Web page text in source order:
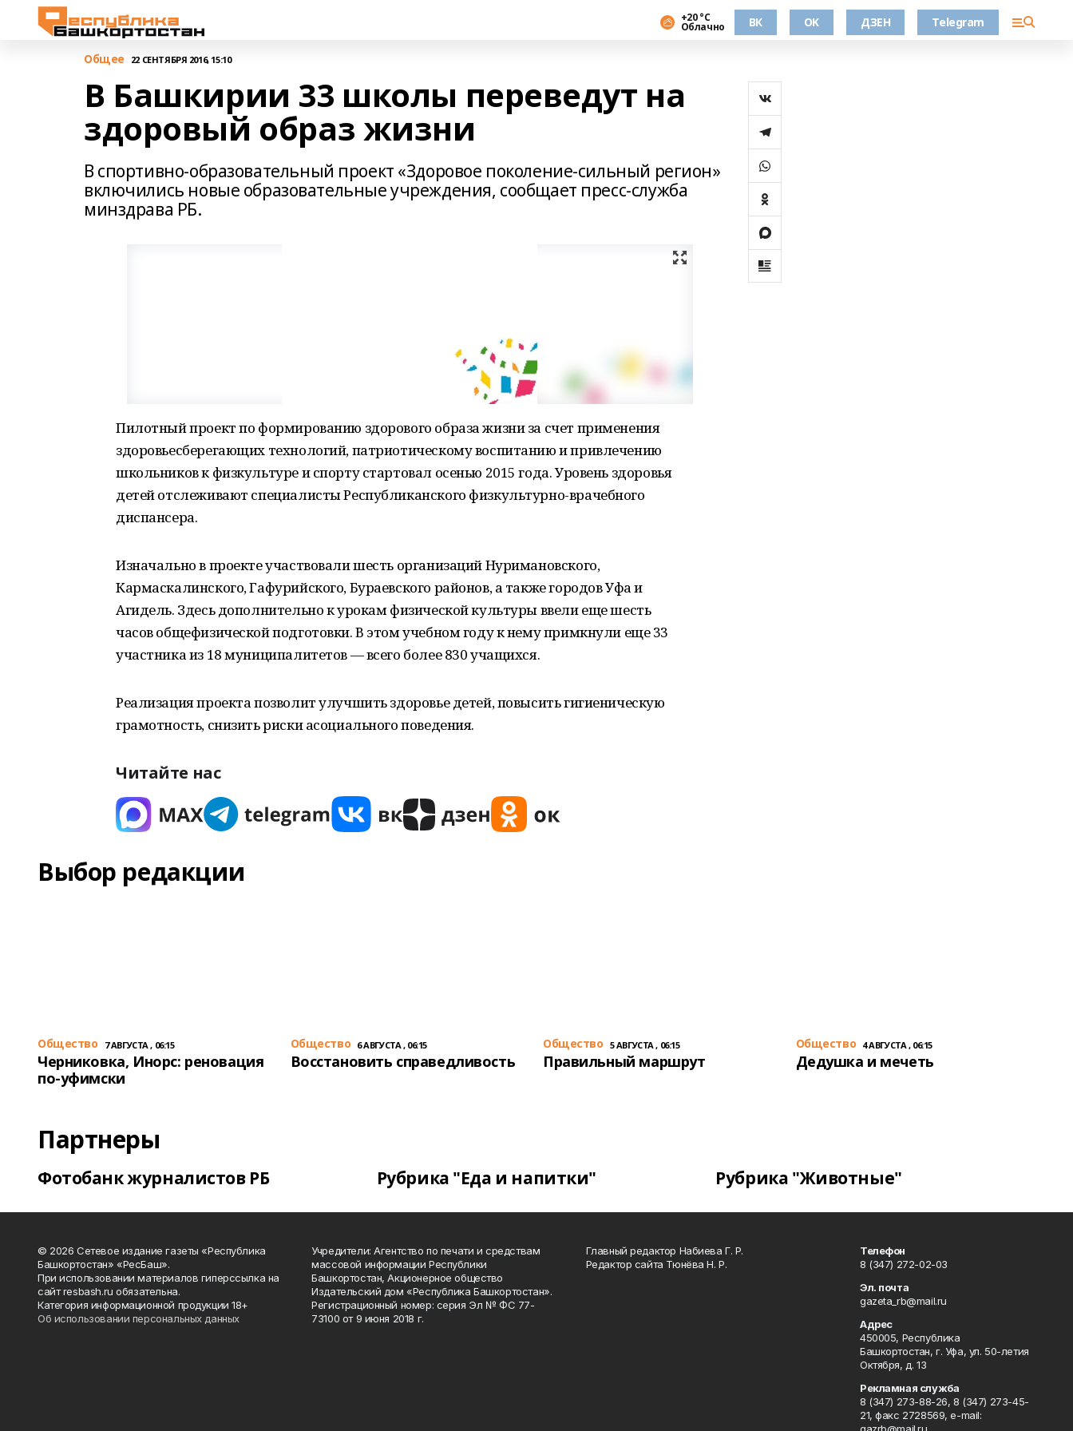
+20 °С
Облачно ВК OK ДЗЕН Telegram
Общее 22 СЕНТЯБРЯ 2016, 15:10
В Башкирии 33 школы переведут на
здоровый образ жизни
В спортивно-образовательный проект «Здоровое поколение-сильный регион»
включились новые образовательные учреждения, сообщает пресс-служба
минздрава РБ.
Пилотный проект по формированию здорового образа жизни за счет применения
здоровьесберегающих технологий, патриотическому воспитанию и привлечению
школьников к физкультуре и спорту стартовал осенью 2015 года. Уровень здоровья
детей отслеживают специалисты Республиканского физкультурно-врачебного
диспансера.
Изначально в проекте участвовали шесть организаций Нуримановского,
Кармаскалинского, Гафурийского, Бураевского районов, а также городов Уфа и
Агидель. Здесь дополнительно к урокам физической культуры ввели еще шесть
часов общефизической подготовки. В этом учебном году к нему примкнули еще 33
участника из 18 муниципалитетов — всего более 830 учащихся.
Реализация проекта позволит улучшить здоровье детей, повысить гигиеническую
грамотность, снизить риски асоциального поведения.
Читайте нас
Выбор редакции
Общество 7 АВГУСТА , 06:15
Черниковка, Инорс: реновация
по-уфимски
Общество 6 АВГУСТА , 06:15
Восстановить справедливость
Общество 5 АВГУСТА , 06:15
Правильный маршрут
Общество 4 АВГУСТА , 06:15
Дедушка и мечеть
Партнеры
Фотобанк журналистов РБ Рубрика "Еда и напитки" Рубрика "Животные"
© 2026 Сетевое издание газеты «Республика
Башкортостан» «РесБаш».
При использовании материалов гиперссылка на
сайт resbash.ru обязательна.
Категория информационной продукции 18+
Об использовании персональных данных
Учредители: Агентство по печати и средствам
массовой информации Республики
Башкортостан, Акционерное общество
Издательский дом «Республика Башкортостан».
Регистрационный номер: серия Эл № ФС 77-
73100 от 9 июня 2018 г.
Главный редактор Набиева Г. Р.
Редактор сайта Тюнёва Н. Р.
Телефон
8 (347) 272-02-03
Эл. почта
gazeta_rb@mail.ru
Адрес
450005, Республика
Башкортостан, г. Уфа, ул. 50-летия
Октября, д. 13
Рекламная служба
8 (347) 273-88-26, 8 (347) 273-45-
21, факс 2728569, e-mail: